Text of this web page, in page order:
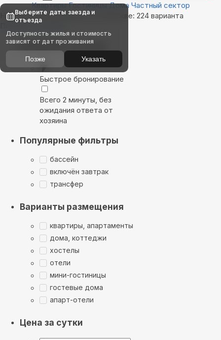
Квартиры Гостиницы Дома Частный сектор
Найдём, где остановиться в Москве: 224 варианта
Показать на карте
Выбирайте лучшее
Быстрое бронирование
Всего 2 минуты, без
ожидания ответа от
хозяина
Популярные фильтры
бассейн
включён завтрак
трансфер
Варианты размещения
квартиры, апартаменты
дома, коттеджи
хостелы
отели
мини-гостиницы
гостевые дома
апарт-отели
Цена за сутки
Выберите даты заезда и
отъезда
Доступность жилья и стоимость
зависят от дат проживания
Позже Указать